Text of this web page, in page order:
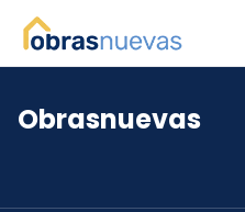
*
Obrasnuevas